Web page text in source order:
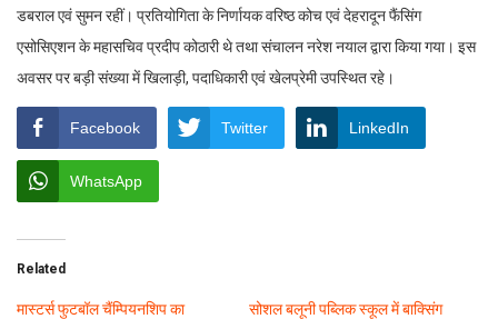
डबराल एवं सुमन रहीं। प्रतियोगिता के निर्णायक वरिष्ठ कोच एवं देहरादून फैंसिंग
एसोसिएशन के महासचिव प्रदीप कोठारी थे तथा संचालन नरेश नयाल द्वारा किया गया। इस
अवसर पर बड़ी संख्या में खिलाड़ी, पदाधिकारी एवं खेलप्रेमी उपस्थित रहे।
Facebook Twitter LinkedIn
WhatsApp
Related
मास्टर्स फुटबॉल चैंम्पियनशिप का सोशल बलूनी पब्लिक स्कूल में बाक्सिंग